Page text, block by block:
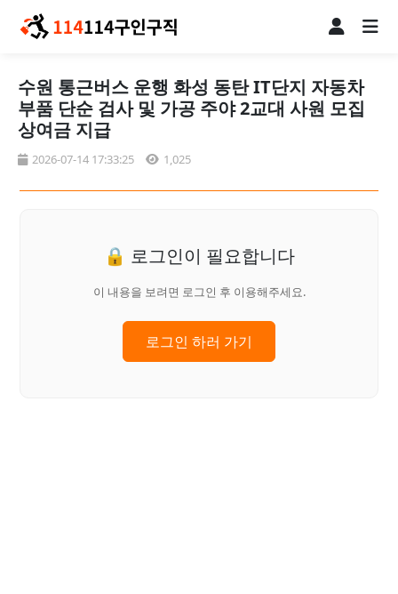
수원 통근버스 운행 화성 동탄 IT단지 자동차
부품 단순 검사 및 가공 주야 2교대 사원 모집
상여금 지급
2026-07-14 17:33:25 1,025
🔒 로그인이 필요합니다
이 내용을 보려면 로그인 후 이용해주세요.
로그인 하러 가기